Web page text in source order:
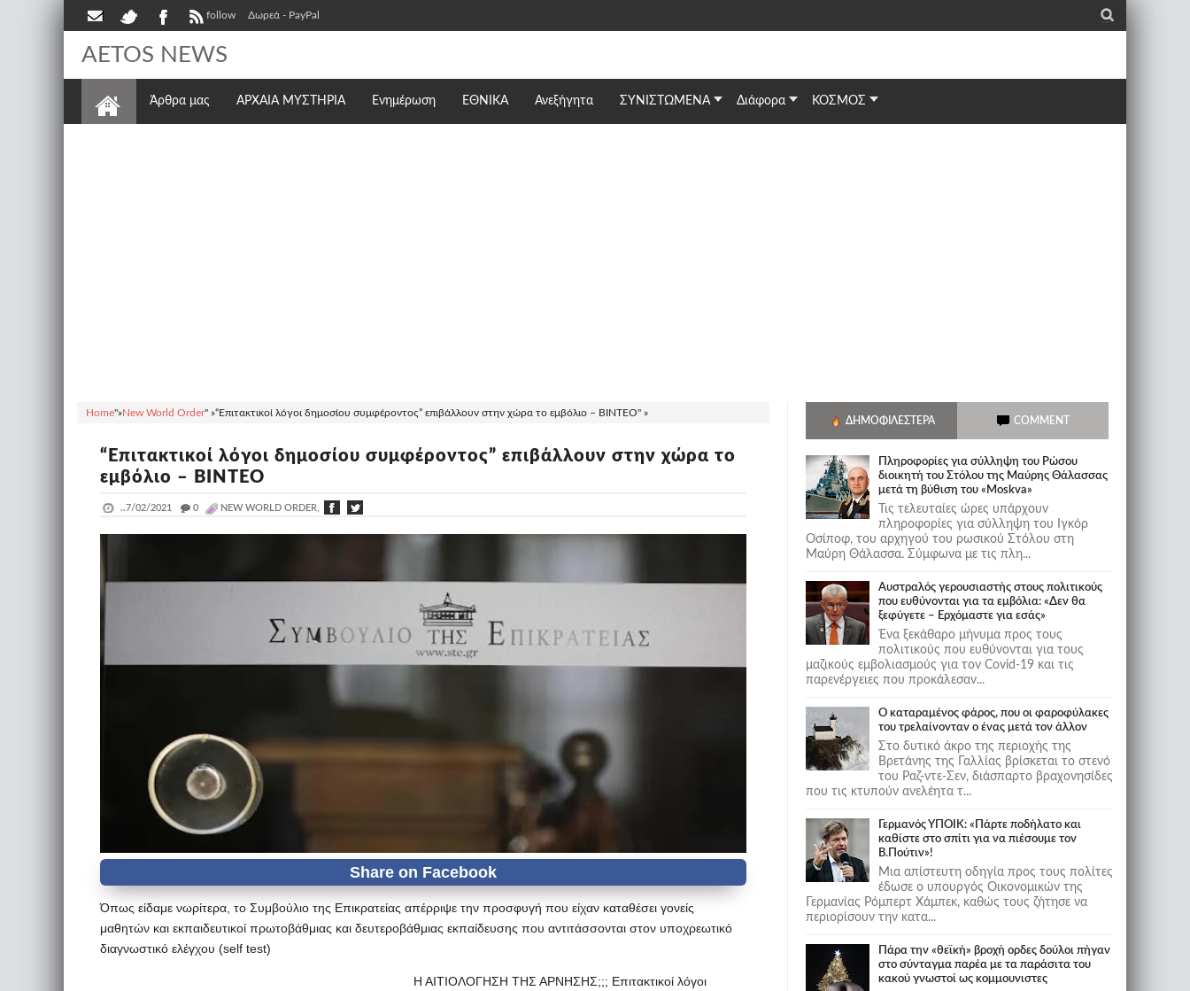
follow Δωρεά - PayPal _
AETOS NEWS
Άρθρα μας ΑΡΧΑΙΑ ΜΥΣΤΗΡΙΑ Ενημέρωση ΕΘΝΙΚΆ Ανεξήγητα ΣΥΝΙΣΤΩΜΕΝΑ Διάφορα ΚΟΣΜΟΣ
Home"»New World Order" »“Επιτακτικοί λόγοι δημοσίου συμφέροντος” επιβάλλουν στην χώρα το εμβόλιο – ΒΙΝΤΕΟ" »
“Επιτακτικοί λόγοι δημοσίου συμφέροντος” επιβάλλουν στην χώρα το
εμβόλιο – ΒΙΝΤΕΟ
..7/02/2021 _ 0 NEW WORLD ORDER,
Όπως είδαμε νωρίτερα, το Συμβούλιο της Επικρατείας απέρριψε την προσφυγή που είχαν καταθέσει γονείς
μαθητών και εκπαιδευτικοί πρωτοβάθμιας και δευτεροβάθμιας εκπαίδευσης που αντιτάσσονται στον υποχρεωτικό
διαγνωστικό ελέγχου (self test)
Η ΑΙΤΙΟΛΟΓΗΣΗ ΤΗΣ ΑΡΝΗΣΗΣ;;; Επιτακτικοί λόγοι
ΔΗΜΟΦΙΛΈΣΤΕΡΑ COMMENT
Πληροφορίες για σύλληψη του Ρώσου
διοικητή του Στόλου της Mαύρης Θάλασσας
μετά τη βύθιση του «Moskva»
Τις τελευταίες ώρες υπάρχουν
πληροφορίες για σύλληψη του Ιγκόρ
Οσίποφ, του αρχηγού του ρωσικού Στόλου στη
Μαύρη Θάλασσα. Σύμφωνα με τις πλη...
Αυστραλός γερουσιαστής στους πολιτικούς
που ευθύνονται για τα εμβόλια: «Δεν θα
ξεφύγετε – Ερχόμαστε για εσάς»
Ένα ξεκάθαρο μήνυμα προς τους
πολιτικούς που ευθύνονται για τους
μαζικούς εμβολιασμούς για τον Covid-19 και τις
παρενέργειες που προκάλεσαν...
Ο καταραμένος φάρος, που οι φαροφύλακες
του τρελαίνονταν ο ένας μετά τον άλλον
Στο δυτικό άκρο της περιοχής της
Βρετάνης της Γαλλίας βρίσκεται το στενό
του Ραζ-ντε-Σεν, διάσπαρτο βραχονησίδες
που τις κτυπούν ανελέητα τ...
Γερμανός ΥΠΟΙΚ: «Πάρτε ποδήλατο και
καθίστε στο σπίτι για να πιέσουμε τον
Β.Πούτιν»!
Μια απίστευτη οδηγία προς τους πολίτες
έδωσε ο υπουργός Οικονομικών της
Γερμανίας Ρόμπερτ Χάμπεκ, καθώς τους ζήτησε να
περιορίσουν την κατα...
Πάρα την «θεϊκή» βροχή ορδες δούλοι πήγαν
στο σύνταγμα παρέα με τα παράσιτα του
κακού γνωστοί ως κομμουνιστες